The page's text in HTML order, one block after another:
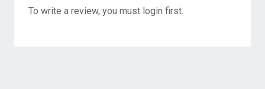
To write a review, you must login first.